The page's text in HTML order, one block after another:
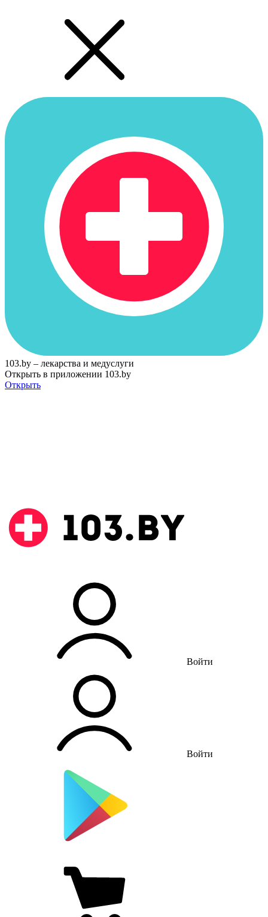
103.by – лекарства и медуслуги
Открыть в приложении 103.by
Открыть
Войти
Войти